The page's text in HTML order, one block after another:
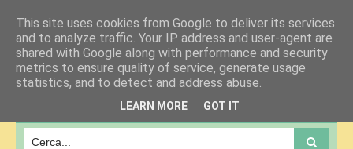
This site uses cookies from Google to deliver its services
and to analyze traffic. Your IP address and user-agent are
shared with Google along with performance and security
metrics to ensure quality of service, generate usage
statistics, and to detect and address abuse.
LEARN MORE GOT IT